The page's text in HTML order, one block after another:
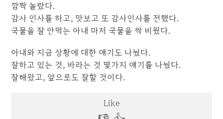
깜짝 놀랐다.
감사 인사를 하고, 맛보고 또 감사인사를 전했다.
국물을 잘 안먹는 아내 마저 국물을 싹 비웠다.
아내와 지금 상황에 대한 얘기도 나눴다.
잘하고 있는 것, 바라는 것 몇가지 얘기를 나눴다.
잘해왔고, 앞으로도 잘할 것이다.